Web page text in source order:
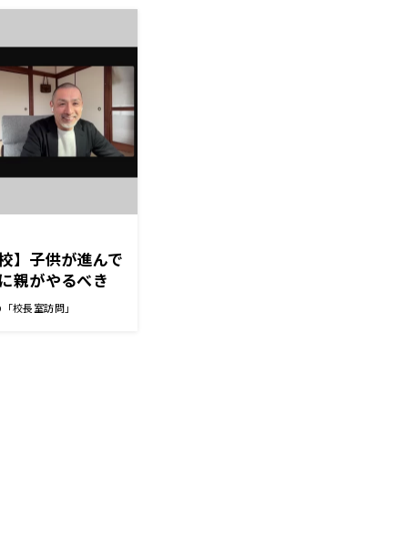
】子供が進んで
親がやるべき
校長室訪問」